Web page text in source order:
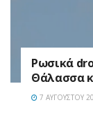
Ρωσικά
Θάλασσα
7 ΑΥΓΟΎΣΤΟΥ